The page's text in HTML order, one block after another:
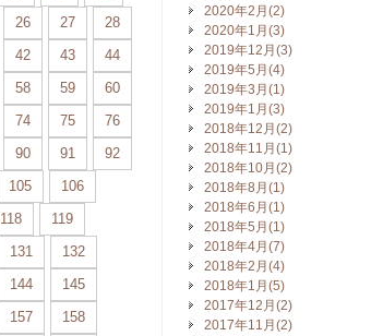
26 27
28
42 43
44
58 59
60
74 75
76
90 91
92
105
106
118
119
131
132
144
145
157
158
2020年2月(2)
2020年1月(3)
2019年12月(3)
2019年5月(4)
2019年3月(1)
2019年1月(3)
2018年12月(2)
2018年11月(1)
2018年10月(2)
2018年8月(1)
2018年6月(1)
2018年5月(1)
2018年4月(7)
2018年2月(4)
2018年1月(5)
2017年12月(2)
2017年11月(2)